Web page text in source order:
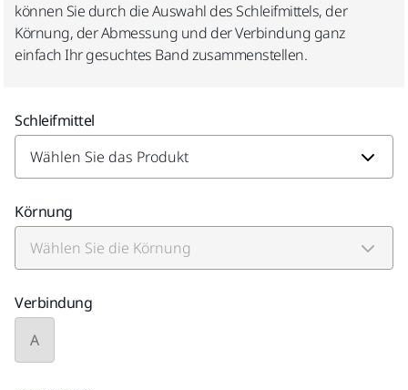
können Sie durch die Auswahl des Schleifmittels, der
Körnung, der Abmessung und der Verbindung ganz
einfach Ihr gesuchtes Band zusammenstellen.
Schleifmittel
Körnung
Verbindung
A